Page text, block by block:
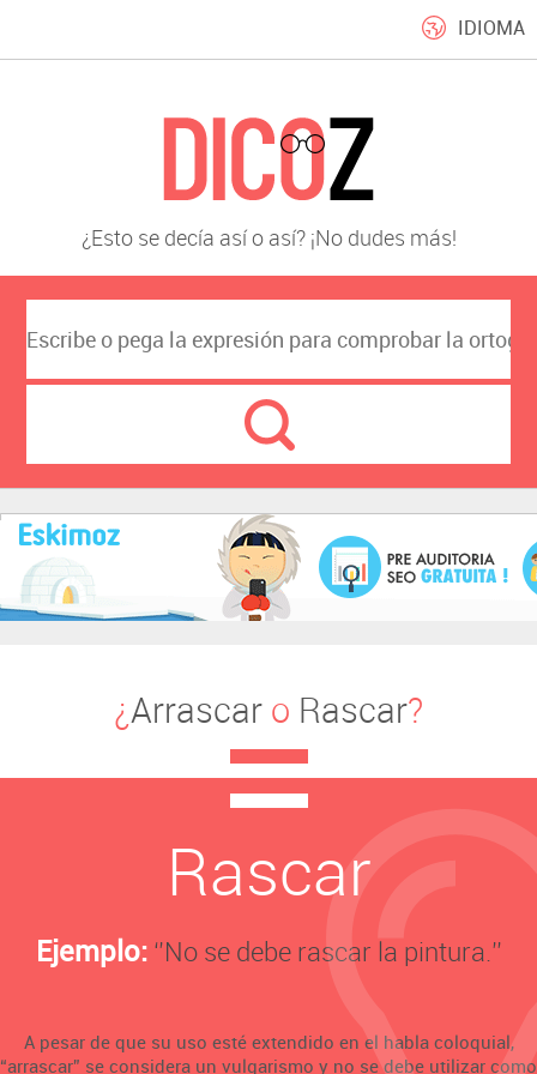
IDIOMA
¿Esto se decía así o así? ¡No dudes más!
¿Arrascar o Rascar?
Rascar
Ejemplo:‘’No se debe rascar la pintura.’’
A pesar de que su uso esté extendido en el habla coloquial,
“arrascar” se considera un vulgarismo y no se debe utilizar como